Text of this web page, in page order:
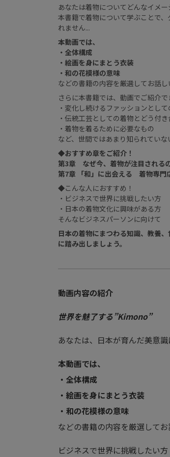
あなたは着物についてどんなイメ
本書籍で着物について学ぶことで
れません...
本動画では、
・全体構成
・絵画を身にまとう衣装
・和の花模様の意味
などの書籍の内容を厳選してお話し
さらに本書籍では、動画でご紹介
・変化し続けるファッションとして
・伝統工芸としての着物とどう付
・着物を着るために必要なもの
など、世間ではあまり知られてい
◆おすすめ章をご紹介！
第3章 なぜ今、着物が注目される
第7章 「和」に出会える 着物専門
◆こんな人におすすめ！
・ビジネスで世界に挑戦したい方
・日本の着物文化に興味がある方
そんなビジネスパーソンに向けて
日本の着物にまつわる知識、教養
に踏み出しましょう。
動画内容の紹介
世界を魅了する”Kimono”
あなたは、日本が育んだ美意
本動画では、
・全体構成
・絵画を身にまとう衣装
・和の花模様の意味
などの書籍の内容を厳選してお
ビジネスで世界に挑戦したい方